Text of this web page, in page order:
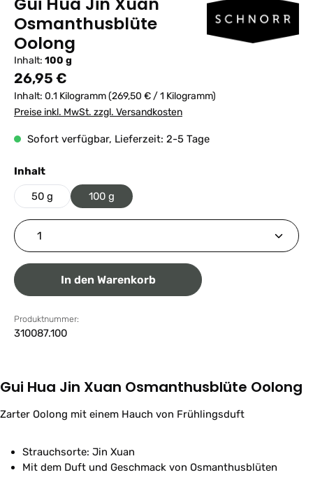
Osmanthusblüte
Oolong
Inhalt: 100 g
Regulärer Preis:
26,95 €
Inhalt: 0.1 Kilogramm(269,50 € / 1 Kilogramm)
Preise inkl. MwSt. zzgl. Versandkosten
Sofort verfügbar, Lieferzeit: 2-5 Tage
Inhaltauswählen
50 g 100 g
Produkt Anzahl: Gib den gewünschten Wert ein
In den Warenkorb
Produktnummer:
310087.100
Gui Hua Jin Xuan Osmanthusblüte Oolong
Zarter Oolong mit einem Hauch von Frühlingsduft
Strauchsorte: Jin Xuan
Mit dem Duft und Geschmack von Osmanthusblüten